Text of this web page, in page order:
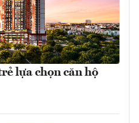
lựa chọn căn hộ